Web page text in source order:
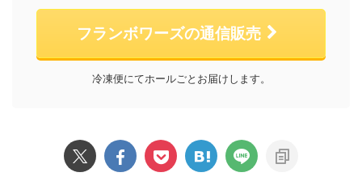
フランボワーズの通信販売
冷凍便にてホールごとお届けします。